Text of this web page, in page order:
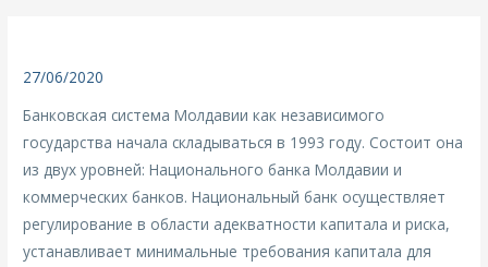
27/06/2020
Банковская система Молдавии как независимого
государства начала складываться в 1993 году. Состоит она
из двух уровней: Национального банка Молдавии и
коммерческих банков. Национальный банк осуществляет
регулирование в области адекватности капитала и риска,
устанавливает минимальные требования капитала для